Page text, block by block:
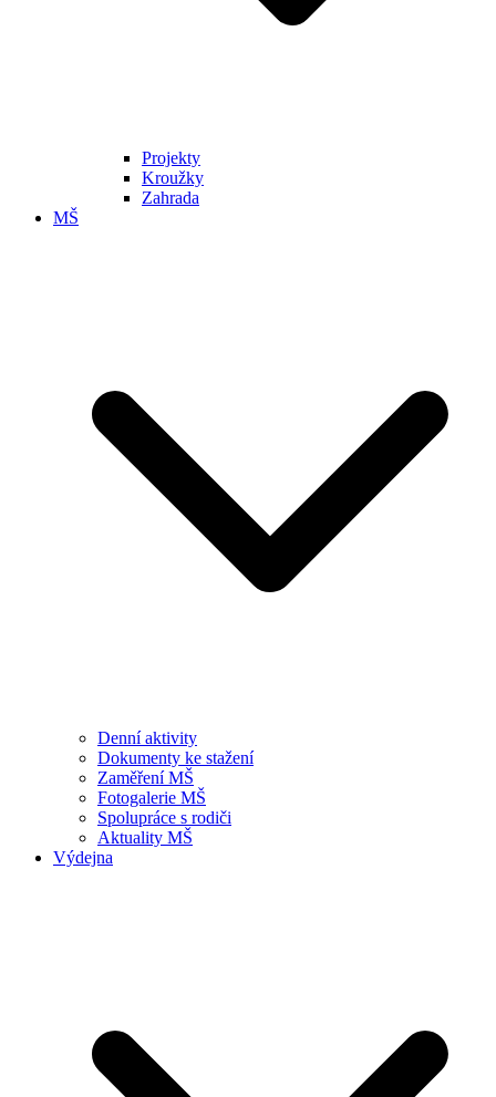
Projekty
Kroužky
Zahrada
MŠ
Denní aktivity
Dokumenty ke stažení
Zaměření MŠ
Fotogalerie MŠ
Spolupráce s rodiči
Aktuality MŠ
Výdejna